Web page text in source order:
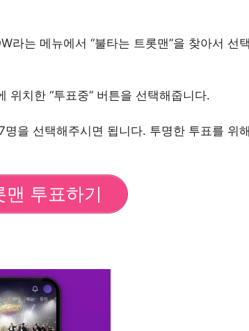
라는 메뉴에서 “불타는 트롯맨”을 찾아서 선
위치한 “투표중” 버튼을 선택해줍니다.
을 선택해주시면 됩니다. 투명한 투표를 위해
맨 투표하기